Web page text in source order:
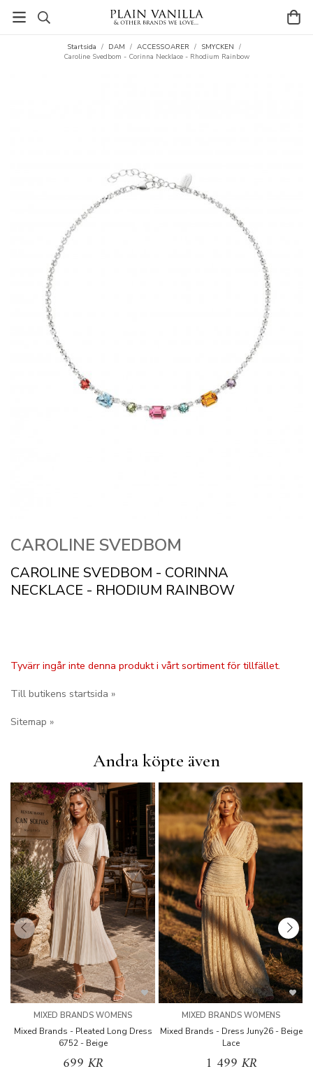
Startsida / DAM / ACCESSOARER / SMYCKEN /
Caroline Svedbom - Corinna Necklace - Rhodium Rainbow
CAROLINE SVEDBOM
CAROLINE SVEDBOM - CORINNA
NECKLACE - RHODIUM RAINBOW
Tyvärr ingår inte denna produkt i vårt sortiment för tillfället.
Till butikens startsida »
Sitemap »
Andra köpte även
MIXED BRANDS WOMENS
Mixed Brands - Pleated Long Dress
6752 - Beige
699 KR
MIXED BRANDS WOMENS
Mixed Brands - Dress Juny26 - Beige
Lace
1 499 KR